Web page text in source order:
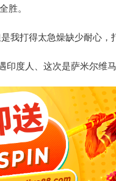
胜。
我打得太急燥缺少耐心，
度人、这次是萨米尔维马